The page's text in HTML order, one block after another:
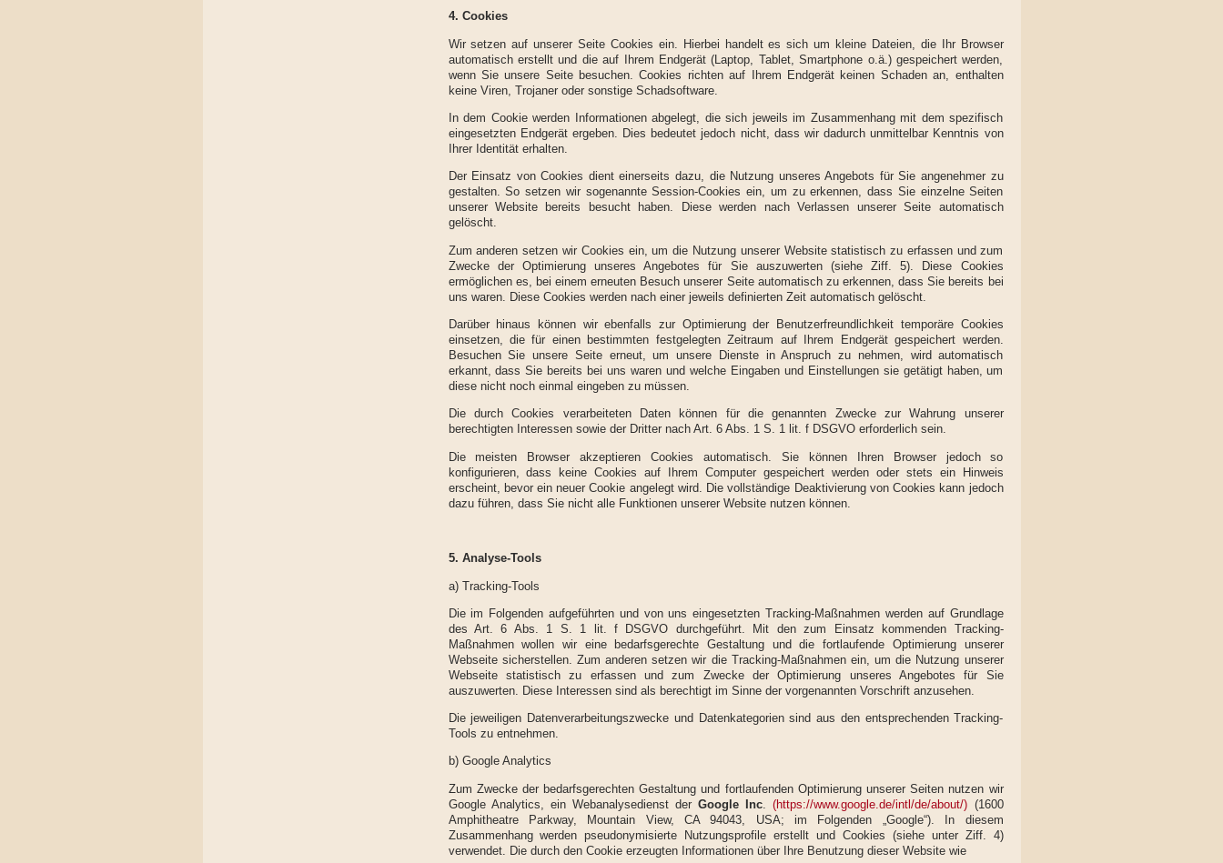
4. Cookies
Wir setzen auf unserer Seite Cookies ein. Hierbei handelt es sich um kleine Dateien, die Ihr Browser
automatisch erstellt und die auf Ihrem Endgerät (Laptop, Tablet, Smartphone o.ä.) gespeichert werden,
wenn Sie unsere Seite besuchen. Cookies richten auf Ihrem Endgerät keinen Schaden an, enthalten
keine Viren, Trojaner oder sonstige Schadsoftware.
In dem Cookie werden Informationen abgelegt, die sich jeweils im Zusammenhang mit dem spezifisch
eingesetzten Endgerät ergeben. Dies bedeutet jedoch nicht, dass wir dadurch unmittelbar Kenntnis von
Ihrer Identität erhalten.
Der Einsatz von Cookies dient einerseits dazu, die Nutzung unseres Angebots für Sie angenehmer zu
gestalten. So setzen wir sogenannte Session-Cookies ein, um zu erkennen, dass Sie einzelne Seiten
unserer Website bereits besucht haben. Diese werden nach Verlassen unserer Seite automatisch
gelöscht.
Zum anderen setzen wir Cookies ein, um die Nutzung unserer Website statistisch zu erfassen und zum
Zwecke der Optimierung unseres Angebotes für Sie auszuwerten (siehe Ziff. 5). Diese Cookies
ermöglichen es, bei einem erneuten Besuch unserer Seite automatisch zu erkennen, dass Sie bereits bei
uns waren. Diese Cookies werden nach einer jeweils definierten Zeit automatisch gelöscht.
Darüber hinaus können wir ebenfalls zur Optimierung der Benutzerfreundlichkeit temporäre Cookies
einsetzen, die für einen bestimmten festgelegten Zeitraum auf Ihrem Endgerät gespeichert werden.
Besuchen Sie unsere Seite erneut, um unsere Dienste in Anspruch zu nehmen, wird automatisch
erkannt, dass Sie bereits bei uns waren und welche Eingaben und Einstellungen sie getätigt haben, um
diese nicht noch einmal eingeben zu müssen.
Die durch Cookies verarbeiteten Daten können für die genannten Zwecke zur Wahrung unserer
berechtigten Interessen sowie der Dritter nach Art. 6 Abs. 1 S. 1 lit. f DSGVO erforderlich sein.
Die meisten Browser akzeptieren Cookies automatisch. Sie können Ihren Browser jedoch so
konfigurieren, dass keine Cookies auf Ihrem Computer gespeichert werden oder stets ein Hinweis
erscheint, bevor ein neuer Cookie angelegt wird. Die vollständige Deaktivierung von Cookies kann jedoch
dazu führen, dass Sie nicht alle Funktionen unserer Website nutzen können.
5. Analyse-Tools
a) Tracking-Tools
Die im Folgenden aufgeführten und von uns eingesetzten Tracking-Maßnahmen werden auf Grundlage
des Art. 6 Abs. 1 S. 1 lit. f DSGVO durchgeführt. Mit den zum Einsatz kommenden Tracking-
Maßnahmen wollen wir eine bedarfsgerechte Gestaltung und die fortlaufende Optimierung unserer
Webseite sicherstellen. Zum anderen setzen wir die Tracking-Maßnahmen ein, um die Nutzung unserer
Webseite statistisch zu erfassen und zum Zwecke der Optimierung unseres Angebotes für Sie
auszuwerten. Diese Interessen sind als berechtigt im Sinne der vorgenannten Vorschrift anzusehen.
Die jeweiligen Datenverarbeitungszwecke und Datenkategorien sind aus den entsprechenden Tracking-
Tools zu entnehmen.
b) Google Analytics
Zum Zwecke der bedarfsgerechten Gestaltung und fortlaufenden Optimierung unserer Seiten nutzen wir
Google Analytics, ein Webanalysedienst derGoogle Inc .(https://www.google.de/intl/de/about/) (1600
Amphitheatre Parkway, Mountain View, CA 94043, USA; im Folgenden „Google“). In diesem
Zusammenhang werden pseudonymisierte Nutzungsprofile erstellt und Cookies (siehe unter Ziff. 4)
verwendet. Die durch den Cookie erzeugten Informationen über Ihre Benutzung dieser Website wie